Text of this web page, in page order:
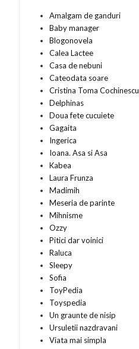
Amalgam de ganduri
Baby manager
Blogonovela
Calea Lactee
Casa de nebuni
Cateodata soare
Cristina Toma Cochinescu
Delphinas
Doua fete cucuiete
Gagaita
Ingerica
Ioana. Asa si Asa
Kabea
Laura Frunza
Madimih
Meseria de parinte
Mihnisme
Ozzy
Pitici dar voinici
Raluca
Sleepy
Sofia
ToyPedia
Toyspedia
Un graunte de nisip
Ursuletii nazdravani
Viata mai simpla